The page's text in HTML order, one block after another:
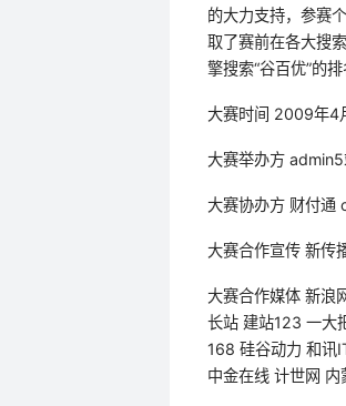
的大力支持，参赛
取了赛前在各大搜
擎搜索“谷百优”的
大赛时间 2009年4
大赛举办方 admin5
大赛协办方 财付
大赛合作宣传 新传
大赛合作媒体 新浪
长站 建站123 一大
168 硅谷动力 和讯
中金在线 计世网